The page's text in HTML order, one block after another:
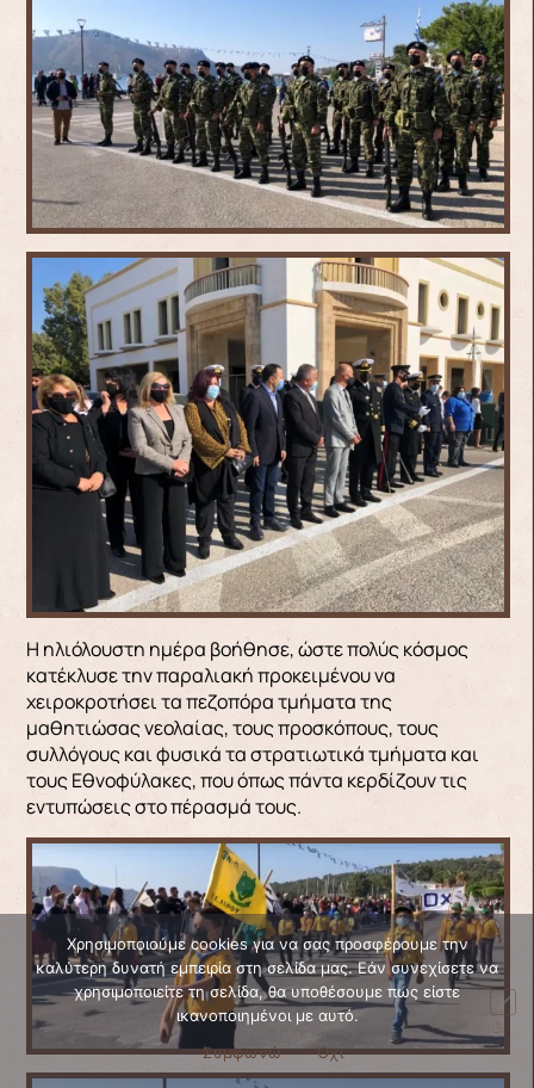
Η ηλιόλουστη ημέρα βοήθησε, ώστε πολύς κόσμος
κατέκλυσε την παραλιακή προκειμένου να
χειροκροτήσει τα πεζοπόρα τμήματα της
μαθητιώσας νεολαίας, τους προσκόπους, τους
συλλόγους και φυσικά τα στρατιωτικά τμήματα και
τους Εθνοφύλακες, που όπως πάντα κερδίζουν τις
εντυπώσεις στο πέρασμά τους.
Χρησιμοποιούμε cookies για να σας προσφέρουμε την
καλύτερη δυνατή εμπειρία στη σελίδα μας. Εάν συνεχίσετε να
χρησιμοποιείτε τη σελίδα, θα υποθέσουμε πως είστε
ικανοποιημένοι με αυτό.
Συμφωνώ
Όχι